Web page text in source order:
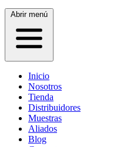
Abrir menú
Inicio
Nosotros
Tienda
Distribuidores
Muestras
Aliados
Blog